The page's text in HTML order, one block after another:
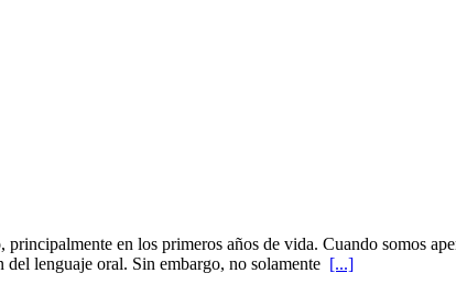
en los primeros años de vida. Cuando somos
del lenguaje oral. Sin embargo, no solamente [...]